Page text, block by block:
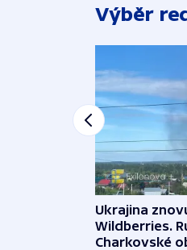
Výběr
Ukrajina
Wildberries.
Charkovské